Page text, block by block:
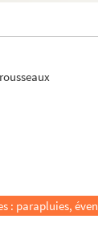
: parapluies,